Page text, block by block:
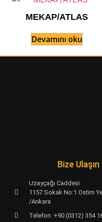
MEKAP/ATLAS
Devamını oku
Bize Ulaşın
Uzayçağı Caddesi
1157 Sokak No:1 Ostim
/Ankara
Telefon :+90 (0312) 354